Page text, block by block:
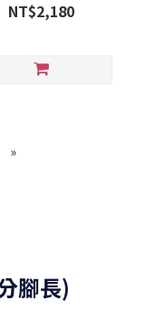
走系列/RT)
NT$2,180
»
腳長)